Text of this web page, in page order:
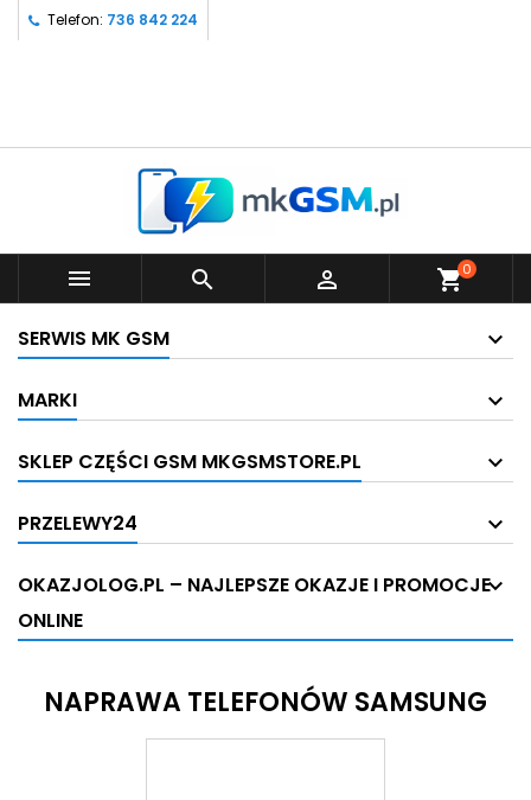
Telefon: 736 842 224
   shopping_cart0
SERWIS MK GSM
MARKI
SKLEP CZĘŚCI GSM MKGSMSTORE.PL
PRZELEWY24
OKAZJOLOG.PL – NAJLEPSZE OKAZJE I PROMOCJE
ONLINE
NAPRAWA TELEFONÓW SAMSUNG